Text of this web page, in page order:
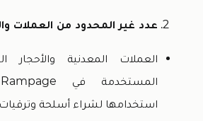
عدد غير المحدود من العملات
العملات المعدنية والأحجار
استخدامها لشراء أسلحة